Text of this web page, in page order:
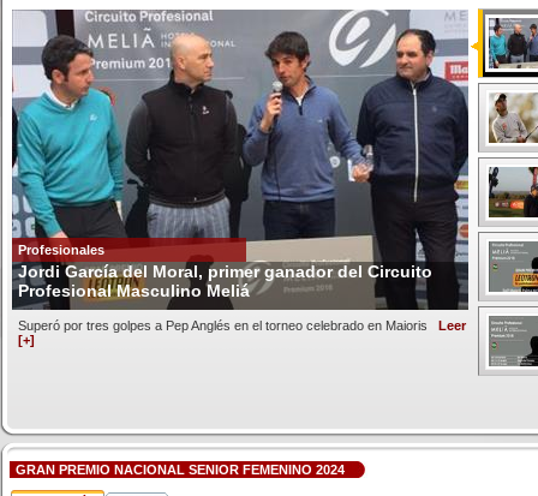
Profesionales
Jordi García del Moral, primer ganador del Circuito
Profesional Masculino Meliá
Superó por tres golpes a Pep Anglés en el torneo celebrado en Maioris Leer
[+]
GRAN PREMIO NACIONAL SENIOR FEMENINO 2024